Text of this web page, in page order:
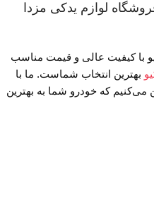
مزدا 3 نیو از فروشگاه لوازم یدکی مزدا
به دنبال خرید واشر کامل مزدا 3 نیو با کیفیت عالی و قیمت مناسب
بهترین انتخاب شماست. ما با
که خودرو شما به بهترین